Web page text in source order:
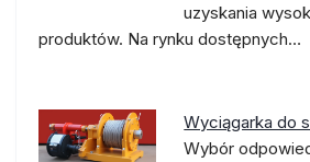
uzyskania
produktów. Na rynku dostępnych…
Wyciągarka do
Wybór